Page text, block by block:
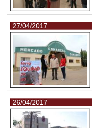
27/04/2017
26/04/2017